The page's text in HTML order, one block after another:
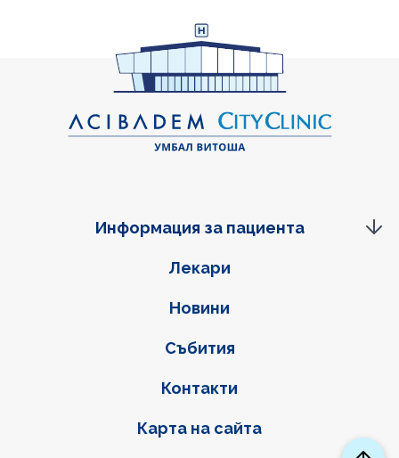
Фуутер навигация
Лекари
Новини
Събития
Контакти
Карта на сайта
Информация за пациента